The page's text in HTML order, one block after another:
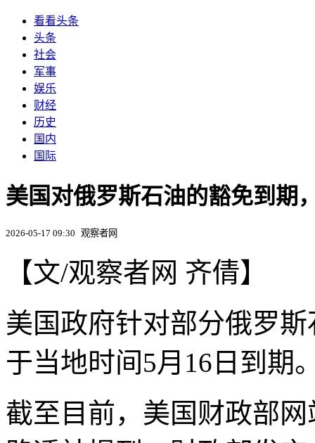
看看头条
头条
社会
军事
娱乐
财经
历史
国内
国际
美国对俄罗斯石油的豁免到期
2026-05-17 09:30 观察者网
【文/观察者网 齐倩】
美国政府针对部分俄罗
于当地时间5月16日到期
截至目前，美国财政部